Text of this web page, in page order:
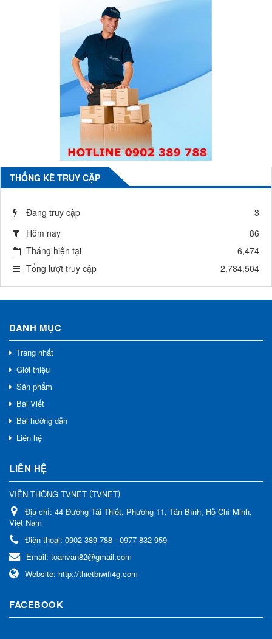
THỐNG KÊ TRUY CẬP
Đang truy cập
3
Hôm nay
86
Tháng hiện tại
6,474
Tổng lượt truy cập
2,784,504
DANH MỤC
Trang nhất
Giới thiệu
Sản phẩm
Bài Viết
Bài hướng dẫn
Liên hệ
LIÊN HỆ
VIỄN THÔNG TVNET (TVNET)
Địa chỉ: 44 Đường Tái Thiết, Phường 11, Tân Bình, Hồ Chí Minh,
Việt Nam
Điện thoại: 0902 389 788 - 0977 832 959
Email: toanvan82@gmail.com
Website: http://thietbiwifi4g.com
FACEBOOK